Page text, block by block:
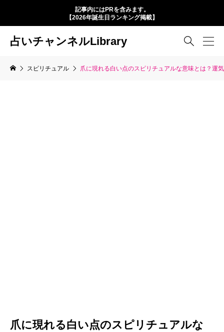
記事内にはPRを含みます。
【2026年誕生日ランキング掲載】
占いチャンネルLibrary 
スピリチュアル 爪に現れる白い点のスピリチュアルな意味とは？運
爪に現れる白い点のスピリチュアルな